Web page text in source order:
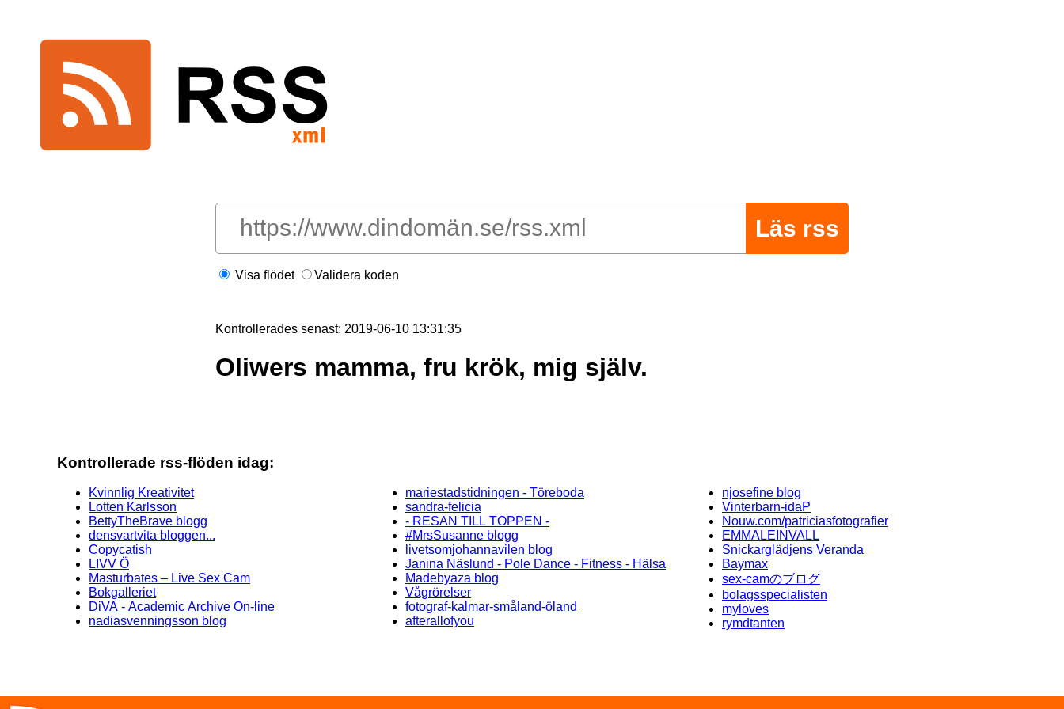
Visa flödet Validera koden
Kontrollerades senast: 2019-06-10 13:31:35
Oliwers mamma, fru krök, mig själv.
Kontrollerade rss-flöden idag:
Kvinnlig Kreativitet
Lotten Karlsson
BettyTheBrave blogg
densvartvita bloggen...
Copycatish
LIVV Ö
Masturbates – Live Sex Cam
Bokgalleriet
DiVA - Academic Archive On-line
nadiasvenningsson blog
mariestadstidningen - Töreboda
sandra-felicia
- RESAN TILL TOPPEN -
#MrsSusanne blogg
livetsomjohannavilen blog
Janina Näslund - Pole Dance - Fitness - Hälsa
Madebyaza blog
Vågrörelser
fotograf-kalmar-småland-öland
afterallofyou
njosefine blog
Vinterbarn-idaP
Nouw.com/patriciasfotografier
EMMALEINVALL
Snickarglädjens Veranda
Baymax
sex-camのブログ
bolagsspecialisten
myloves
rymdtanten